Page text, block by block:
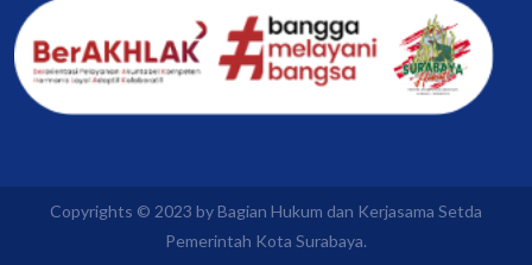
Copyrights © 2023 by Bagian Hukum dan Kerjasama Setda
Pemerintah Kota Surabaya.